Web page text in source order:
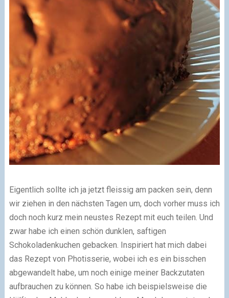
Eigentlich sollte ich ja jetzt fleissig am packen sein, denn
wir ziehen in den nächsten Tagen um, doch vorher muss ich
doch noch kurz mein neustes Rezept mit euch teilen. Und
zwar habe ich einen schön dunklen, saftigen
Schokoladenkuchen gebacken. Inspiriert hat mich dabei
das Rezept von Photisserie, wobei ich es ein bisschen
abgewandelt habe, um noch einige meiner Backzutaten
aufbrauchen zu können. So habe ich beispielsweise die